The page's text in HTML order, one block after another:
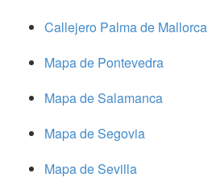
Callejero Palma de Mallorca
Mapa de Pontevedra
Mapa de Salamanca
Mapa de Segovia
Mapa de Sevilla